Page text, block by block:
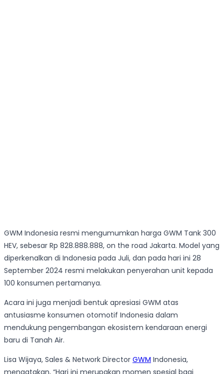
GWM Indonesia resmi mengumumkan harga GWM Tank 300
HEV, sebesar Rp 828.888.888, on the road Jakarta. Model yang
diperkenalkan di Indonesia pada Juli, dan pada hari ini 28
September 2024 resmi melakukan penyerahan unit kepada
100 konsumen pertamanya.
Acara ini juga menjadi bentuk apresiasi GWM atas
antusiasme konsumen otomotif Indonesia dalam
mendukung pengembangan ekosistem kendaraan energi
baru di Tanah Air.
Lisa Wijaya, Sales & Network Director GWM Indonesia,